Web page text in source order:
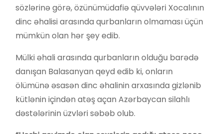
sözlərinə görə, özünümüdafiə qüvvələri Xocalının
dinc əhalisi arasında qurbanların olmaması üçün
mümkün olan hər şey edib.
Mülki əhali arasında qurbanların olduğu barədə
danışan Balasanyan qeyd edib ki, onların
ölümünə əsasən dinc əhalinin arxasında gizlənib
kütlənin içindən atəş açan Azərbaycan silahlı
dəstələrinin üzvləri səbəb olub.